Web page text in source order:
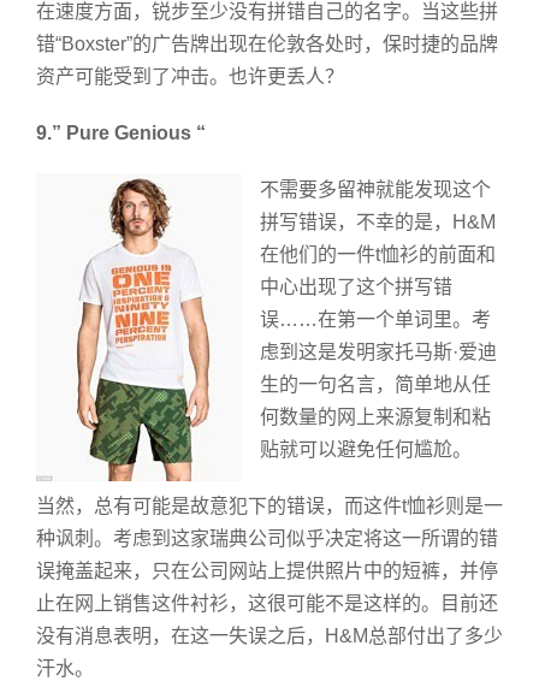
在速度方面，锐步至少没有拼错自己的名字。当这些拼
错“Boxster”的广告牌出现在伦敦各处时，保时捷的品牌
资产可能受到了冲击。也许更丢人？
9.” Pure Genious “
不需要多留神就能发现这个
拼写错误，不幸的是，H&M
在他们的一件t恤衫的前面和
中心出现了这个拼写错
误……在第一个单词里。考
虑到这是发明家托马斯·爱迪
生的一句名言，简单地从任
何数量的网上来源复制和粘
贴就可以避免任何尴尬。
当然，总有可能是故意犯下的错误，而这件t恤衫则是一
种讽刺。考虑到这家瑞典公司似乎决定将这一所谓的错
误掩盖起来，只在公司网站上提供照片中的短裤，并停
止在网上销售这件衬衫，这很可能不是这样的。目前还
没有消息表明，在这一失误之后，H&M总部付出了多少
汗水。